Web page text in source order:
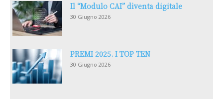
Il “Modulo CAI” diventa digitale
30 Giugno 2026
PREMI 2025. I TOP TEN
30 Giugno 2026